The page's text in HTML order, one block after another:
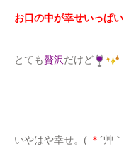
お口の中が幸せいっぱい
とても贅沢だけど
いやはや幸せ。( ＊ ´艸｀